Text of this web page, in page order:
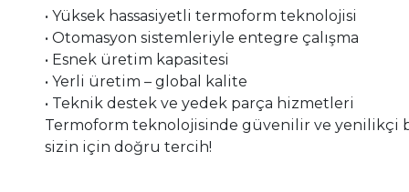
• Yüksek hassasiyetli termoform teknolojisi
• Otomasyon sistemleriyle entegre çalışma
• Esnek üretim kapasitesi
• Yerli üretim – global kalite
• Teknik destek ve yedek parça hizmetleri
Termoform teknolojisinde güvenilir ve yenilikçi
sizin için doğru tercih!